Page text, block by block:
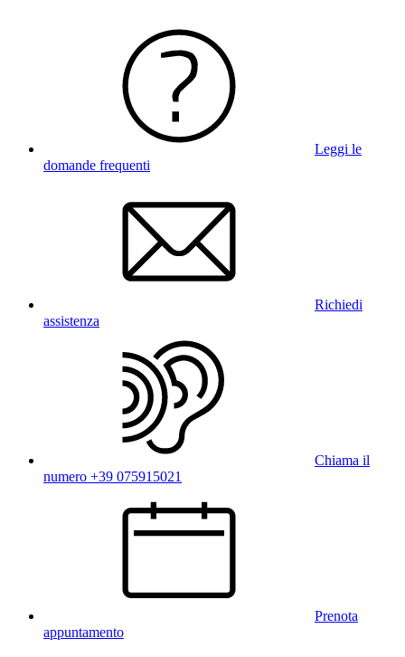
Leggi le
domande frequenti
Richiedi
assistenza
Chiama il
numero +39 075915021
Prenota
appuntamento